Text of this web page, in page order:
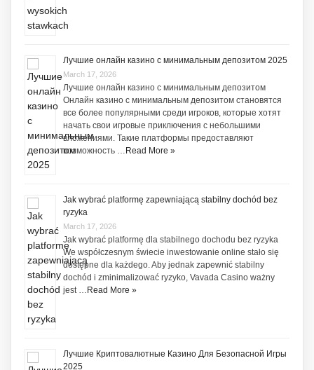
Лучшие онлайн казино с минимальным депозитом 2025
March 17, 2026
Лучшие онлайн казино с минимальным депозитом
Онлайн казино с минимальным депозитом становятся
все более популярными среди игроков, которые хотят
начать свои игровые приключения с небольшими
вложениями. Такие платформы предоставляют
возможность … Read More »
Jak wybrać platformę zapewniającą stabilny dochód bez
ryzyka
March 17, 2026
Jak wybrać platformę dla stabilnego dochodu bez ryzyka
We współczesnym świecie inwestowanie online stało się
dostępne dla każdego. Aby jednak zapewnić stabilny
dochód i zminimalizować ryzyko, Vavada Casino ważny
jest … Read More »
Лучшие Криптовалютные Казино Для Безопасной Игры
2025